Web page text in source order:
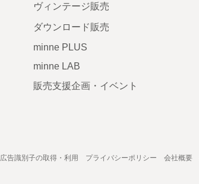
ヴィンテージ販売
ダウンロード販売
minne PLUS
minne LAB
販売支援企画・イベント
広告識別子の取得・利用 プライバシーポリシー 会社概要